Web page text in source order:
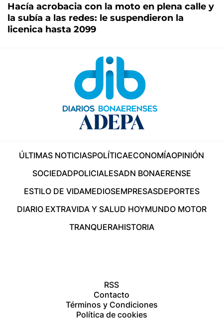
Hacía acrobacia con la moto en plena calle y
la subía a las redes: le suspendieron la
licenica hasta 2099
ÚLTIMAS NOTICIASPOLÍTICAECONOMÍAOPINIÓN
SOCIEDADPOLICIALESADN BONAERENSE
ESTILO DE VIDAMEDIOSEMPRESASDEPORTES
DIARIO EXTRAVIDA Y SALUD HOYMUNDO MOTOR
TRANQUERAHISTORIA
RSS
Contacto
Términos y Condiciones
Política de cookies